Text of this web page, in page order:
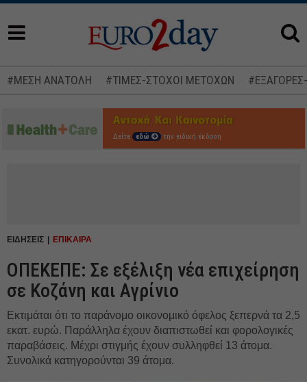
#ΜΕΣΗ ΑΝΑΤΟΛΗ #ΤΙΜΕΣ-ΣΤΟΧΟΙ ΜΕΤΟΧΩΝ
Δείτε εδώ την ειδική έκδοση
ΕΙΔΗΣΕΙΣ ΕΠΙΚΑΙΡΑ
ΟΠΕΚΕΠΕ: Σε εξέλιξη νέα επιχείρηση
σε Κοζάνη και Αγρίνιο
Εκτιμάται ότι το παράνομο οικονομικό όφελος ξεπερνά τα 2,5
εκατ. ευρώ. Παράλληλα έχουν διαπιστωθεί και φορολογικές
παραβάσεις. Μέχρι στιγμής έχουν συλληφθεί 13 άτομα.
Συνολικά κατηγορούνται 39 άτομα.